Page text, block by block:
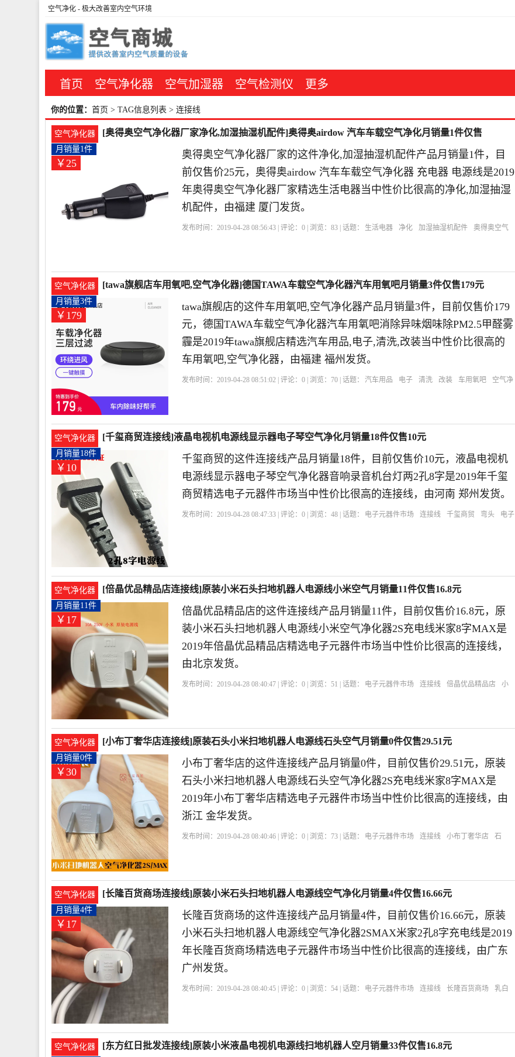
空气净化 - 极大改善室内空气环境
首页 空气净化器 空气加湿器 空气检测仪 更多
你的位置： 首页 > TAG信息列表 > 连接线
空气净化器
[奥得奥空气净化器厂家净化,加湿抽湿机配件]奥得奥airdow 汽车车载空气净化月销量1件仅售
￥25
月销量1件
奥得奥空气净化器厂家的这件净化,加湿抽湿机配件产品月销量1件，目
前仅售价25元，奥得奥airdow 汽车车载空气净化器 充电器 电源线是2019
年奥得奥空气净化器厂家精选生活电器当中性价比很高的净化,加湿抽湿
机配件，由福建 厦门发货。
发布时间：2019-04-28 08:56:43 | 评论：0 | 浏览：83 | 话题： 生活电器 净化 加湿抽湿机配件
奥得奥空气
空气净化器 [tawa旗舰店车用氧吧,空气净化器]德国TAWA车载空气净化器汽车用氧吧月销量3件仅售179元
￥179
月销量3件
tawa旗舰店的这件车用氧吧,空气净化器产品月销量3件，目前仅售价179
元，德国TAWA车载空气净化器汽车用氧吧消除异味烟味除PM2.5甲醛雾
霾是2019年tawa旗舰店精选汽车用品,电子,清洗,改装当中性价比很高的
车用氧吧,空气净化器，由福建 福州发货。
发布时间：2019-04-28 08:51:02 | 评论：0 | 浏览： 70 | 话题： 汽车用品 电子 清洗 改装 车用氧吧
空气净
空气净化器 [千玺商贸连接线]液晶电视机电源线显示器电子琴空气净化月销量18件仅售10元
￥10
月销量18件
千玺商贸的这件连接线产品月销量18件，目前仅售价10元，液晶电视机
电源线显示器电子琴空气净化器音响录音机台灯两2孔8字是2019年千玺
商贸精选电子元器件市场当中性价比很高的连接线，由河南 郑州发货。
发布时间：2019-04-28 08:47:33 | 评论：0 | 浏览：48 | 话题： 电子元器件市场 连接线 千玺商贸 弯头
电子
空气净化器 [倍晶优品精品店连接线]原装小米石头扫地机器人电源线小米空气月销量11件仅售16.8元
￥17
月销量11件
倍晶优品精品店的这件连接线产品月销量11件，目前仅售价16.8元，原
装小米石头扫地机器人电源线小米空气净化器2S充电线米家8字MAX是
2019年倍晶优品精品店精选电子元器件市场当中性价比很高的连接线，
由北京发货。
发布时间：2019-04-28 08:40:47 | 评论：0 | 浏览：51 | 话题： 电子元器件市场 连接线 倍晶优品精品店
小
空气净化器 [小布丁奢华店连接线]原装石头小米扫地机器人电源线石头空气月销量0件仅售29.51元
￥30
月销量0件
小布丁奢华店的这件连接线产品月销量0件，目前仅售价29.51元，原装
石头小米扫地机器人电源线石头空气净化器2S充电线米家8字MAX是
2019年小布丁奢华店精选电子元器件市场当中性价比很高的连接线，由
浙江 金华发货。
发布时间：2019-04-28 08:40:46 | 评论：0 | 浏览： 73 | 话题： 电子元器件市场 连接线 小布丁奢华店
石
空气净化器 [长隆百货商场连接线]原装小米石头扫地机器人电源线空气净化月销量4件仅售16.66元
￥17
月销量4件
长隆百货商场的这件连接线产品月销量4件，目前仅售价16.66元，原装
小米石头扫地机器人电源线空气净化器2SMAX米家2孔8字充电线是2019
年长隆百货商场精选电子元器件市场当中性价比很高的连接线，由广东
广州发货。
发布时间：2019-04-28 08:40:45 | 评论：0 | 浏览：54 | 话题： 电子元器件市场 连接线 长隆百货商场
乳白
空气净化器 [东方红日批发连接线]原装小米液晶电视机电源线扫地机器人空月销量33件仅售16.8元